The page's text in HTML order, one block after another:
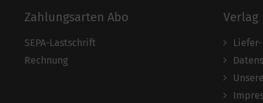
Zahlungsarten Abo
SEPA-Lastschrift
Rechnung
Verlag